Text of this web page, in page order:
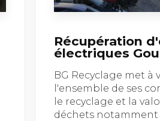
Récupération
électriques
BG Recyclage met
l'ensemble de ses
le recyclage et la
déchets